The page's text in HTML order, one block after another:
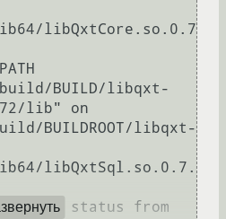
libQxtCore.so.0.7
BUILD/libqxt-
lib" on
BUILDROOT/libqxt-
libQxtSql.so.0.7.
exit status from